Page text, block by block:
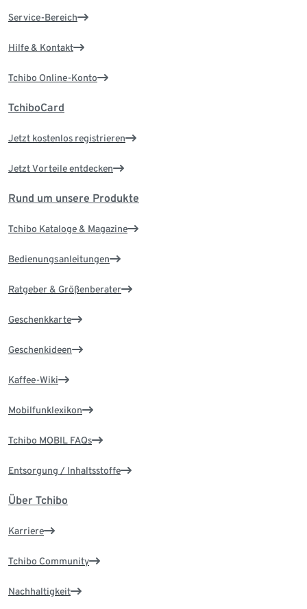
Service-Bereich
Hilfe & Kontakt
Tchibo Online-Konto
TchiboCard
Jetzt kostenlos registrieren
Jetzt Vorteile entdecken
Rund um unsere Produkte
Tchibo Kataloge & Magazine
Bedienungsanleitungen
Ratgeber & Größenberater
Geschenkkarte
Geschenkideen
Kaffee-Wiki
Mobilfunklexikon
Tchibo MOBIL FAQs
Entsorgung / Inhaltsstoffe
Über Tchibo
Karriere
Tchibo Community
Nachhaltigkeit